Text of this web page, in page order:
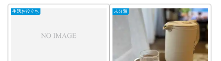
生活お役立ち 未分類